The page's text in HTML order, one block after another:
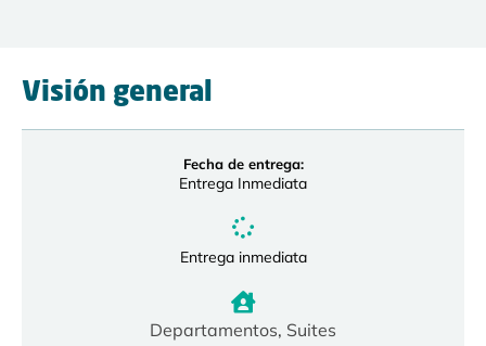
Visión general
Fecha de entrega:
Entrega Inmediata
Entrega inmediata
Departamentos, Suites